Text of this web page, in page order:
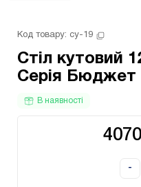
Код товару: су-19
Стіл кутовий
Серія Бюджет
В наявності
-